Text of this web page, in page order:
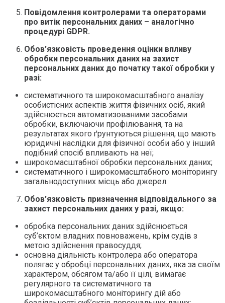
Повідомлення контролерами та операторами
про витік персональних даних – аналогічно
процедурі GDPR.
Обов’язковість проведення оцінки впливу
обробки персональних даних на захист
персональних даних до початку такої обробки у
разі:
систематичного та широкомасштабного аналізу
особистісних аспектів життя фізичних осіб, який
здійснюється автоматизованими засобами
обробки, включаючи профілювання, та на
результатах якого ґрунтуються рішення, що мають
юридичні наслідки для фізичної особи або у інший
подібний спосіб впливають на неї;
широкомасштабної обробки персональних даних;
систематичного і широкомасштабного моніторингу
загальнодоступних місць або джерел.
Обов’язковість призначення відповідального за
захист персональних даних у разі, якщо:
обробка персональних даних здійснюється
суб’єктом владних повноважень, крім судів з
метою здійснення правосуддя;
основна діяльність контролера або оператора
полягає у обробці персональних даних, яка за своїм
характером, обсягом та/або її цілі, вимагає
регулярного та систематичного та
широкомасштабного моніторингу дій або